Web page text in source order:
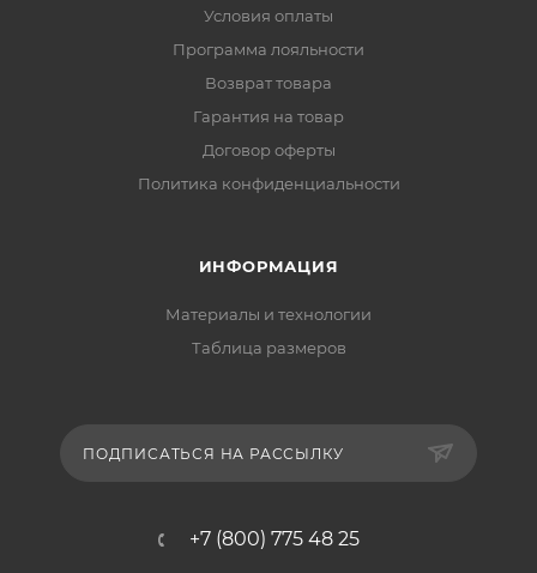
Условия оплаты
Программа лояльности
Возврат товара
Гарантия на товар
Договор оферты
Политика конфиденциальности
ИНФОРМАЦИЯ
Материалы и технологии
Таблица размеров
ПОДПИСАТЬСЯ НА РАССЫЛКУ
+7 (800) 775 48 25